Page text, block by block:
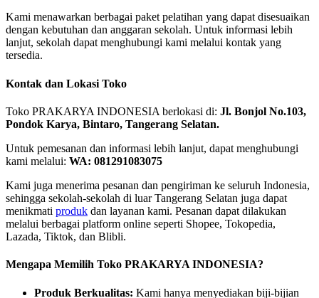
Kami menawarkan berbagai paket pelatihan yang dapat disesuaikan
dengan kebutuhan dan anggaran sekolah. Untuk informasi lebih
lanjut, sekolah dapat menghubungi kami melalui kontak yang
tersedia.
Kontak dan Lokasi Toko
Toko PRAKARYA INDONESIA berlokasi di: Jl. Bonjol No.103,
Pondok Karya, Bintaro, Tangerang Selatan.
Untuk pemesanan dan informasi lebih lanjut, dapat menghubungi
kami melalui: WA: 081291083075
Kami juga menerima pesanan dan pengiriman ke seluruh Indonesia,
sehingga sekolah-sekolah di luar Tangerang Selatan juga dapat
menikmati produk dan layanan kami. Pesanan dapat dilakukan
melalui berbagai platform online seperti Shopee, Tokopedia,
Lazada, Tiktok, dan Blibli.
Mengapa Memilih Toko PRAKARYA INDONESIA?
Produk Berkualitas: Kami hanya menyediakan biji-bijian